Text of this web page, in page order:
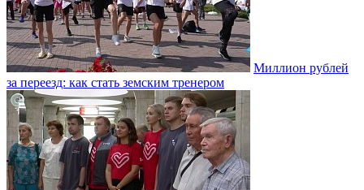
Миллион рублей
за переезд: как стать земским тренером